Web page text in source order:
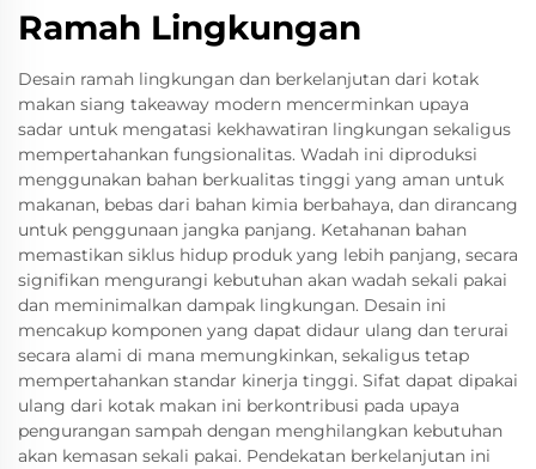
Ramah Lingkungan
Desain ramah lingkungan dan berkelanjutan dari kotak
makan siang takeaway modern mencerminkan upaya
sadar untuk mengatasi kekhawatiran lingkungan sekaligus
mempertahankan fungsionalitas. Wadah ini diproduksi
menggunakan bahan berkualitas tinggi yang aman untuk
makanan, bebas dari bahan kimia berbahaya, dan dirancang
untuk penggunaan jangka panjang. Ketahanan bahan
memastikan siklus hidup produk yang lebih panjang, secara
signifikan mengurangi kebutuhan akan wadah sekali pakai
dan meminimalkan dampak lingkungan. Desain ini
mencakup komponen yang dapat didaur ulang dan terurai
secara alami di mana memungkinkan, sekaligus tetap
mempertahankan standar kinerja tinggi. Sifat dapat dipakai
ulang dari kotak makan ini berkontribusi pada upaya
pengurangan sampah dengan menghilangkan kebutuhan
akan kemasan sekali pakai. Pendekatan berkelanjutan ini